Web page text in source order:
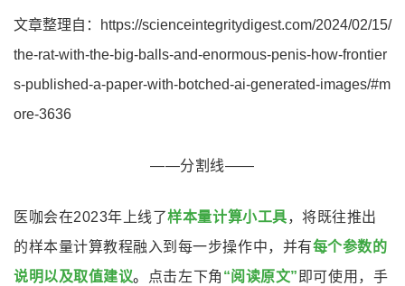
文章整理自 ：
https://scienceintegritydigest.com/2024/02/15/
the-rat-with-the-big-balls-and-enormous-penis-how-frontier
s-published-a-paper-with-botched-ai-generated-images/#m
ore-3636
——分割线——
医咖会在2023年上线了样本量计算小工具，将既往推出
的样本量计算教程融入到每一步操作中，并有每个参数的
说明以及取值建议。 点击左下角 “阅读原文”即可使用，手